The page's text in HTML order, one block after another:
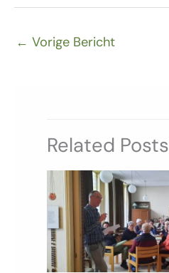
← Vorige Bericht
Related Posts